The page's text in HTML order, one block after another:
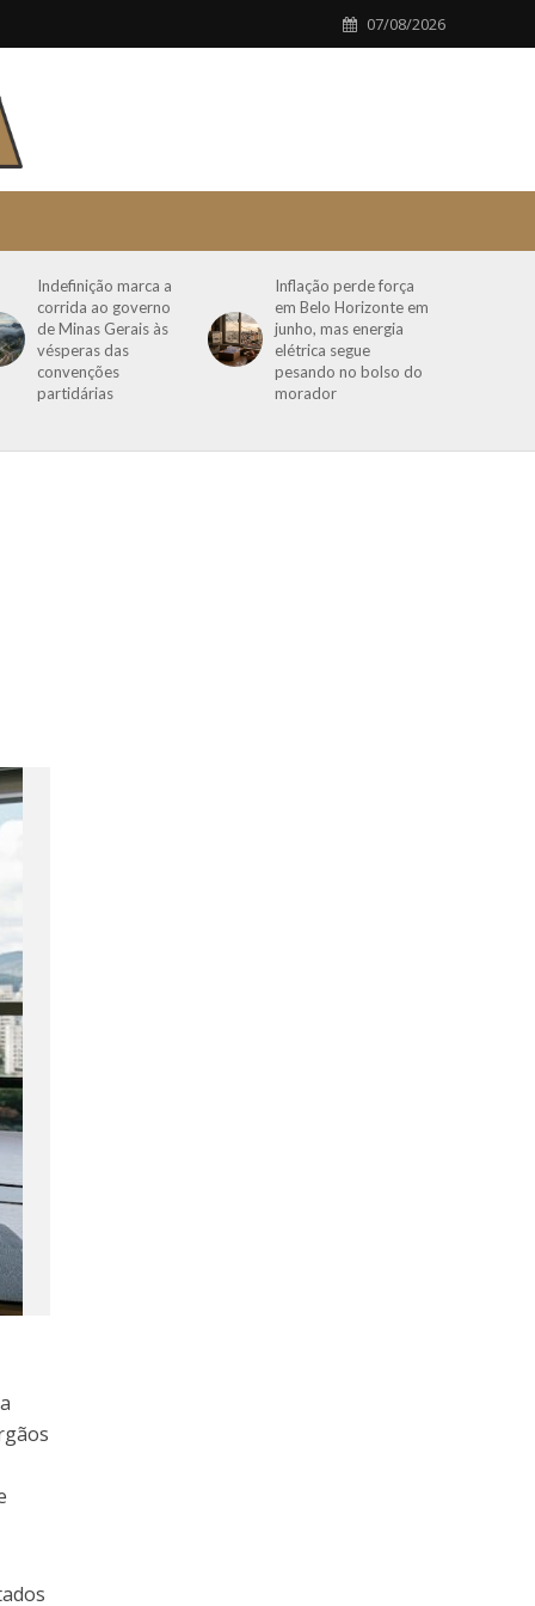
07/08/2026
Indefinição marca a
corrida ao governo
de Minas Gerais às
vésperas das
convenções
partidárias
Inflação perde força
em Belo Horizonte em
junho, mas energia
elétrica segue
pesando no bolso do
morador